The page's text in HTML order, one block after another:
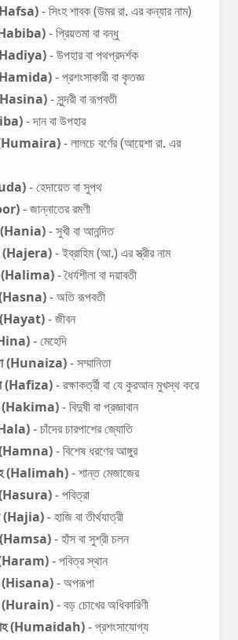
- সিংহ শাবক (উমর রা. এর কন্যার নাম)
(Habiba)- প্রিয়তমা বা বন্ধু
(Hadiya)- উপহার বা পথপ্রদর্শক
(Hamida)- প্রশংসাকারী বা কৃতজ্ঞ
(Hasina)- সুন্দরী বা রূপবতী
- দান বা উপহার
(Humaira)- লালচে বর্ণের (আয়েশা রা. এর
- হেদায়েত বা সুপথ
- জান্নাতের রমণী
(Hania)- সুখী বা আনন্দিত
(Hajera)- ইব্রাহিম (আ.) এর স্ত্রীর নাম
(Halima)- ধৈর্যশীলা বা দয়াবতী
(Hasna)- অতি রূপবতী
(Hayat)- জীবন
- মেহেদি
(Hunaiza)- সম্মানিতা
(Hafiza)- রক্ষাকর্ত্রী বা যে কুরআন মুখস্থ করে
(Hakima)- বিদুষী বা প্রজ্ঞাবান
- চাঁদের চারপাশের জ্যোতি
(Hamna)- বিশেষ ধরণের আঙ্গুর
(Halimah)- শান্ত মেজাজের
(Hasura)- পবিত্রা
(Hajia)- হাজি বা তীর্থযাত্রী
(Hamsa)- হাঁস বা সুশ্রী চলন
(Haram)- পবিত্র স্থান
(Hisana)- অপরূপা
(Hurain)- বড় চোখের অধিকারিণী
(Humaidah)- প্রশংসাযোগ্য